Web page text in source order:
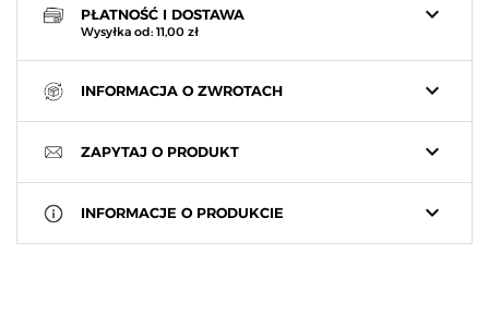
keyboard_arrow_down
PŁATNOŚĆ I DOSTAWA
Wysyłka od: 11,00 zł
keyboard_arrow_down
INFORMACJA O ZWROTACH
keyboard_arrow_down
ZAPYTAJ O PRODUKT
keyboard_arrow_down
INFORMACJE O PRODUKCIE